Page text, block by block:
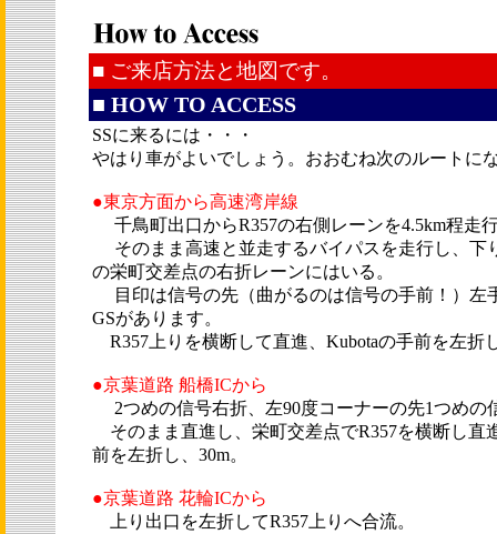
■ ご来店方法と地図です。
■ HOW TO ACCESS
SSに来るには・・・
やはり車がよいでしょう。おおむね次のルートに
●東京方面から高速湾岸線
千鳥町出口からR357の右側レーンを4.5km程走
そのまま高速と並走するバイパスを走行し、下
の栄町交差点の右折レーンにはいる。
目印は信号の先（曲がるのは信号の手前！）左
GSがあります。
R357上りを横断して直進、Kubotaの手前を左折
●京葉道路 船橋ICから
2つめの信号右折、左90度コーナーの先1つめの
そのまま直進し、栄町交差点でR357を横断し直
前を左折し、30m。
●京葉道路 花輪ICから
上り出口を左折してR357上りへ合流。